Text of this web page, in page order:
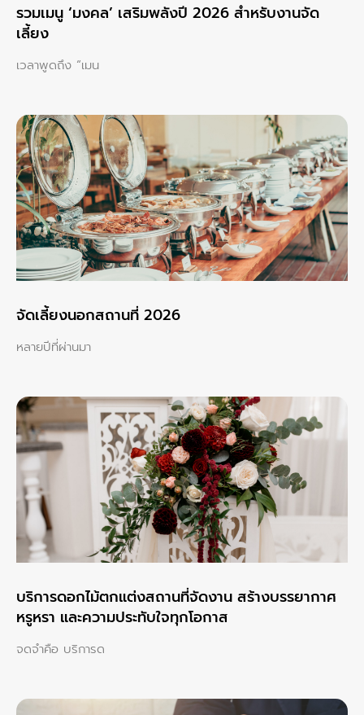
รวมเมนู ‘มงคล’ เสริมพลังปี 2026 สำหรับงานจัด
เลี้ยง
เวลาพูดถึง “เมน
จัดเลี้ยงนอกสถานที่ 2026
หลายปีที่ผ่านมา
บริการดอกไม้ตกแต่งสถานที่จัดงาน สร้างบรรยากาศ
หรูหรา และความประทับใจทุกโอกาส
จดจำคือ บริการด